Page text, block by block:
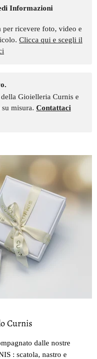
Informazioni
ricevere foto, video e
Clicca qui e scegli il
Gioielleria Curnis e
misura. Contattaci
Curnis
dalle nostre
: scatola, nastro e